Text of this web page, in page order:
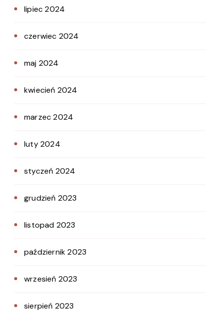
lipiec 2024
czerwiec 2024
maj 2024
kwiecień 2024
marzec 2024
luty 2024
styczeń 2024
grudzień 2023
listopad 2023
październik 2023
wrzesień 2023
sierpień 2023